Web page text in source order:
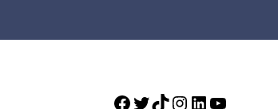
Facebook
Twitter
TikTok
Instagram
LinkedIn
YouTube